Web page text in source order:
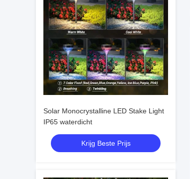
Solar Monocrystalline LED Stake Light
IP65 waterdicht
Krijg Beste Prijs